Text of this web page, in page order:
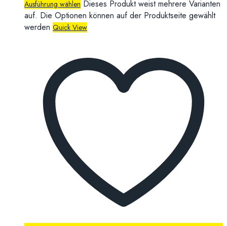
Ausführung wählen Dieses Produkt weist mehrere Varianten
auf. Die Optionen können auf der Produktseite gewählt
werden Quick View